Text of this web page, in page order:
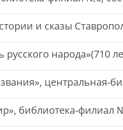
и сказы
русского народа»(710
центральная-
библиотека-филиал